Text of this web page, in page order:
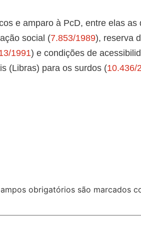
e amparo à PcD, entre elas
social (7.853/1989), reserva
1991) e condições de
(Libras) para os surdos (10.436/
obrigatórios são marcados